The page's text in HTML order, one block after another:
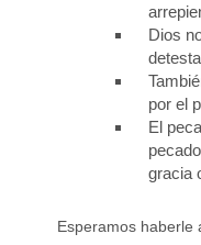
Dios
por el
El
gracia
Esperamos haberle